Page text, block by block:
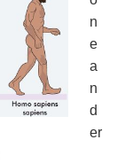
n
e
a
n
d
er